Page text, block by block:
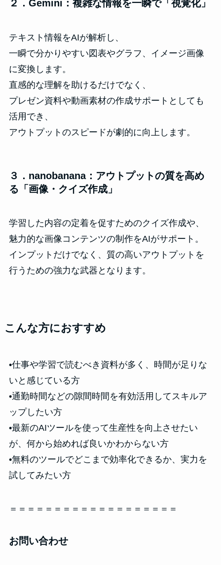
２．Gemini：複雑な情報を一瞬で「視覚化」
テキスト情報をAIが解析し、
一瞬で分かりやすい図表やグラフ、イメージ画像
に変換します。
直感的な理解を助けるだけでなく、
プレゼン資料や動画素材の作成サポートとしても
活用でき、
アウトプットのスピードが劇的に向上します。
３．nanobanana：アウトプットの質を高め
る「画像・クイズ作成」
学習した内容の定着を促すためのクイズ作成や、
魅力的な画像コンテンツの制作をAIがサポート。
インプットだけでなく、質の高いアウトプットを
行うための強力な武器となります。
こんな方におすすめ
•仕事や学習で読むべき資料が多く、時間が足りな
いと感じている方
•通勤時間などの隙間時間を有効活用してスキルア
ップしたい方
•最新のAIツールを使って生産性を向上させたい
が、何から始めれば良いかわからない方
•無料のツールでどこまで効率化できるか、実力を
試してみたい方
＝＝＝＝＝＝＝＝＝＝＝＝＝＝＝＝＝＝＝
お問い合わせ